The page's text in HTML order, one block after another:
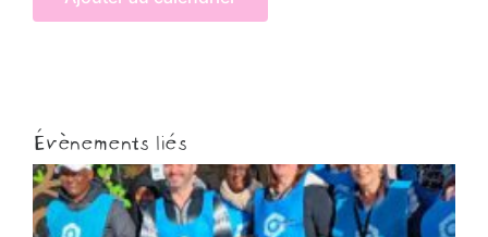
Évènements liés